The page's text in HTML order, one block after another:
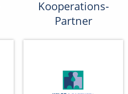
Kooperations-
Partner